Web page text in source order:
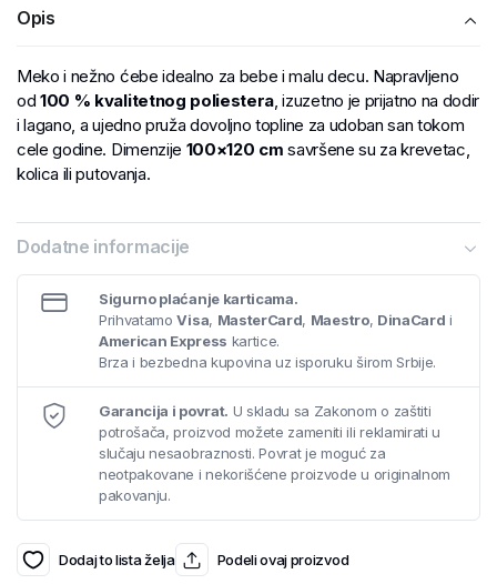
Opis
Meko i nežno ćebe idealno za bebe i malu decu. Napravljeno
od100 % kvalitetnog poliestera, izuzetno je prijatno na dodir
i lagano, a ujedno pruža dovoljno topline za udoban san tokom
cele godine. Dimenzije 100×120 cm savršene su za krevetac,
kolica ili putovanja.
Dodatne informacije
Sigurno plaćanje karticama.
PrihvatamoVisa, MasterCard, Maestro, DinaCard i
American Express kartice.
Brza i bezbedna kupovina uz isporuku širom Srbije.
Garancija i povrat. U skladu sa Zakonom o zaštiti
potrošača, proizvod možete zameniti ili reklamirati u
slučaju nesaobraznosti. Povrat je moguć za
neotpakovane i nekorišćene proizvode u originalnom
pakovanju.
Dodaj to lista želja Podeli ovaj proizvod